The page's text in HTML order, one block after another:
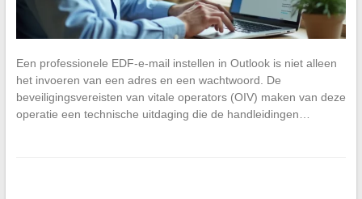
Een professionele EDF-e-mail instellen in Outlook is niet alleen
het invoeren van een adres en een wachtwoord. De
beveiligingsvereisten van vitale operators (OIV) maken van deze
operatie een technische uitdaging die de handleidingen…